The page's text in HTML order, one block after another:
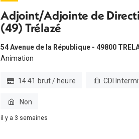
Adjoint/Adjointe de
(49) Trélazé
54 Avenue de la République - 49800
Animation
14.41 brut / heure CDI
Non
il y a 3 semaines